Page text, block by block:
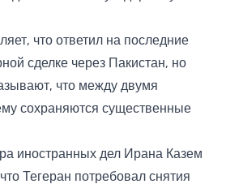
что ответил на последние
сделке через Пакистан, но
что между двумя
сохраняются существенные
иностранных дел Ирана Казем
Тегеран потребовал снятия